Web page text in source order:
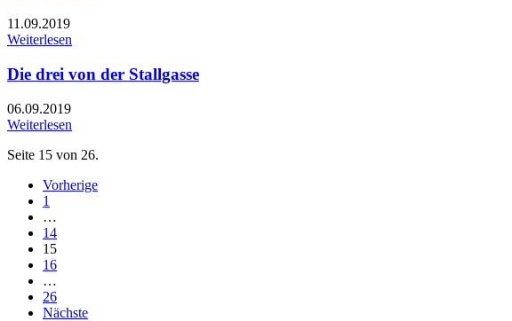
11.09.2019
Weiterlesen
Die drei von der Stallgasse
06.09.2019
Weiterlesen
Seite 15 von 26.
Vorherige
1
…
14
15
16
…
26
Nächste